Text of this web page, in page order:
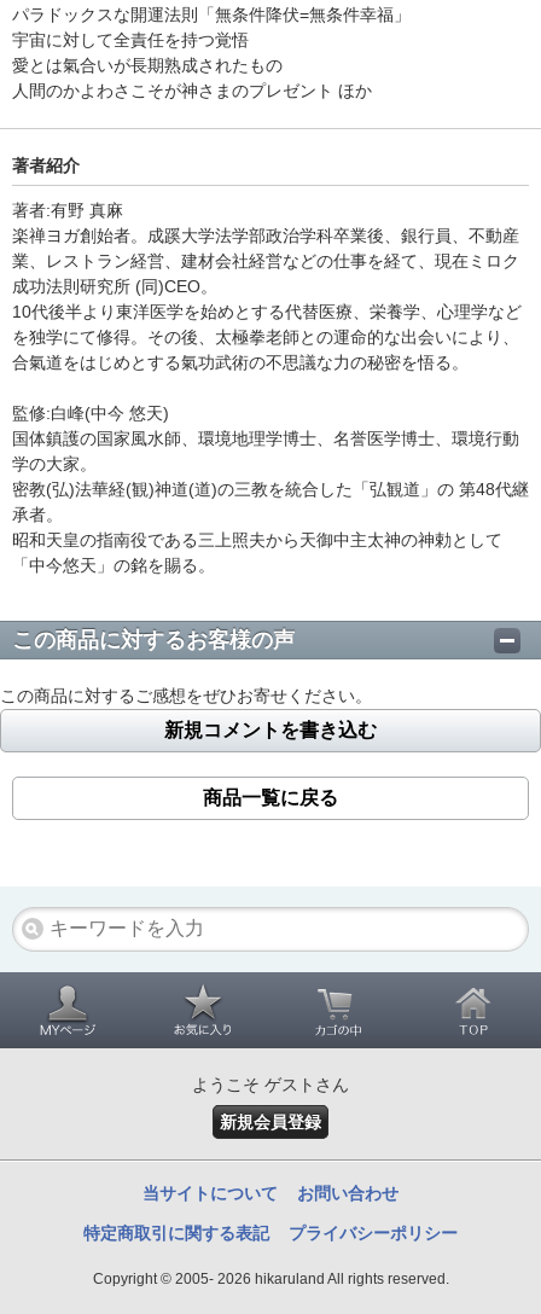
パラドックスな開運法則「無条件降伏=無条件幸福」
宇宙に対して全責任を持つ覚悟
愛とは氣合いが長期熟成されたもの
人間のかよわさこそが神さまのプレゼント ほか
著者紹介
著者:有野 真麻
楽禅ヨガ創始者。成蹊大学法学部政治学科卒業後、銀行員、不動産
業、レストラン経営、建材会社経営などの仕事を経て、現在ミロク
成功法則研究所 (同)CEO。
10代後半より東洋医学を始めとする代替医療、栄養学、心理学など
を独学にて修得。その後、太極拳老師との運命的な出会いにより、
合氣道をはじめとする氣功武術の不思議な力の秘密を悟る。
監修:白峰(中今 悠天)
国体鎮護の国家風水師、環境地理学博士、名誉医学博士、環境行動
学の大家。
密教(弘)法華経(観)神道(道)の三教を統合した「弘観道」の 第48代継
承者。
昭和天皇の指南役である三上照夫から天御中主太神の神勅として
「中今悠天」の銘を賜る。
この商品に対するお客様の声
この商品に対するご感想をぜひお寄せください。
新規コメントを書き込む
商品一覧に戻る
ようこそ ゲストさん
新規会員登録
当サイトについて お問い合わせ
特定商取引に関する表記 プライバシーポリシー
Copyright © 2005- 2026 hikaruland All rights reserved.